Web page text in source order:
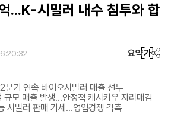
...K-시밀러 내수 침투와 합
요약가
분기 연속 바이오시밀러 매출 선두
모 매출 발생...안정적 캐시카우 자리매김
시밀러 판매 가세...영업경쟁 각축